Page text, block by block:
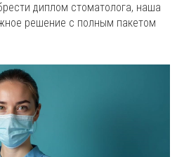
диплом стоматолога, наша
решение с полным пакетом